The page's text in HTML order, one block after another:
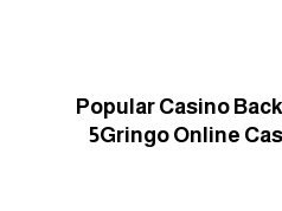
Popular Casino
5Gringo Online